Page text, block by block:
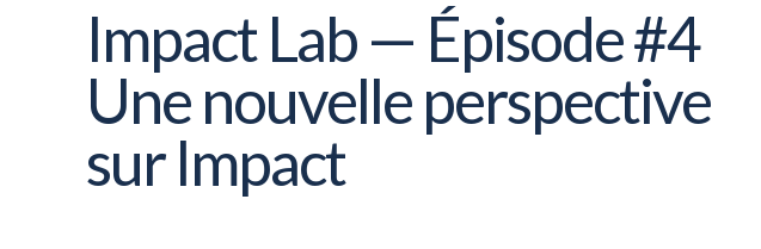
Impact Lab — Épisode #4
Une nouvelle perspective
sur Impact